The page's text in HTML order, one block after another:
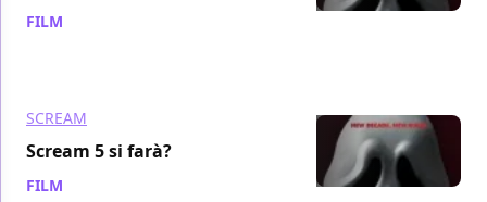
FILM
SCREAM
Scream 5 si farà?
FILM